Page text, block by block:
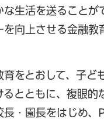
な生活を送ること
を向上させる金融
をとおして、子ど
とともに、複眼
長・園長をはじめ